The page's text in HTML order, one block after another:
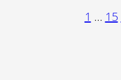
1 … 15